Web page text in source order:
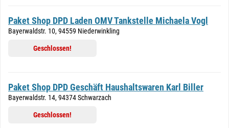
Paket Shop DPD Laden OMV Tankstelle Michaela Vogl
Bayerwaldstr. 10, 94559 Niederwinkling
Geschlossen!
Paket Shop DPD Geschäft Haushaltswaren Karl Biller
Bayerwaldstr. 14, 94374 Schwarzach
Geschlossen!